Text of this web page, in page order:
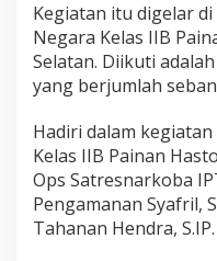
Kegiatan itu digelar
Negara Kelas IIB
Selatan. Diikuti
yang berjumlah
Hadiri dalam
Kelas IIB Painan
Ops Satresnarkoba
Pengamanan Syafril,
Tahanan Hendra, S.IP.